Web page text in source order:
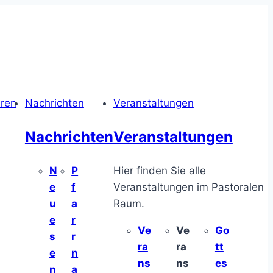
Nachrichten
Nachrichten
N
e
u
e
s
e
n
P
f
a
r
r
n
a
Veranstaltungen
Veranstaltungen
Hier finden Sie alle
Veranstaltungen im Pastoralen
Raum.
Ve
ra
ns
Ve
ra
ns
Go
tt
es